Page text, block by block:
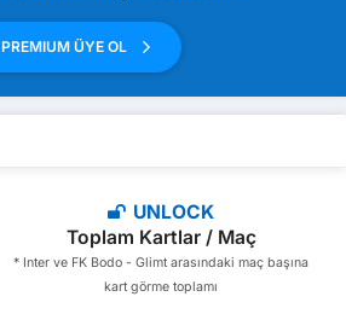
PREMIUM ÜYE OL
UNLOCK
Toplam Kartlar / Maç
* Inter ve FK Bodo - Glimt arasındaki maç başına
kart görme toplamı